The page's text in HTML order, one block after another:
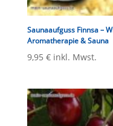
Saunaaufguss Finnsa –
Aromatherapie & Sauna
9,95 € inkl. Mwst.